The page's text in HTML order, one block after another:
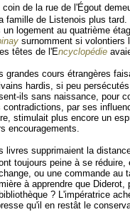
coin de la rue de l'Égout
famille de Listenois plus
un logement au quatrième
surnomment si volontiers
têtes de l'Encyclopédie
grandes cours étrangères
hardis, si peu
ils sans naissance, pour
contradictions, par ses
stimulait plus encore un
encouragements.
livres supprimaient la
toujours peine à se
ou une commande au
à apprendre que
? L'impératrice
qu'il en restât le